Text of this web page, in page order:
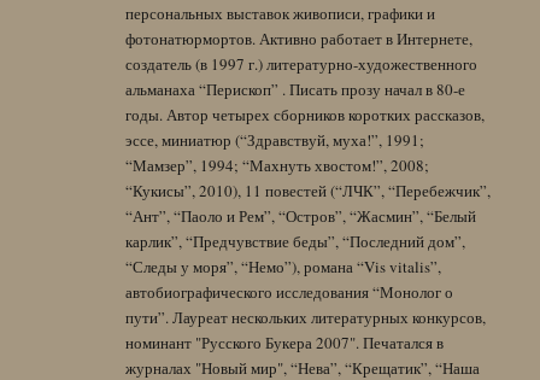
персональных выставок живописи, графики и
фотонатюрмортов. Активно работает в Интернете,
создатель (в 1997 г.) литературно-художественного
альманаха “Перископ” . Писать прозу начал в 80-е
годы. Автор четырех сборников коротких рассказов,
эссе, миниатюр (“Здравствуй, муха!”, 1991;
“Мамзер”, 1994; “Махнуть хвостом!”, 2008;
“Кукисы”, 2010), 11 повестей (“ЛЧК”, “Перебежчик”,
“Ант”, “Паоло и Рем”, “Остров”, “Жасмин”, “Белый
карлик”, “Предчувствие беды”, “Последний дом”,
“Следы у моря”, “Немо”), романа “Vis vitalis”,
автобиографического исследования “Монолог о
пути”. Лауреат нескольких литературных конкурсов,
номинант "Русского Букера 2007". Печатался в
журналах "Новый мир", “Нева”, “Крещатик”, “Наша